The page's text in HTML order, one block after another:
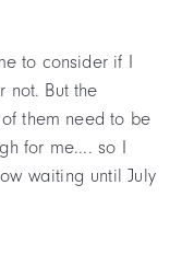
to consider if I
not. But the
them need to be
for me.... so I
waiting until July